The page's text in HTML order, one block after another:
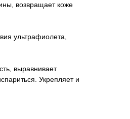
возвращает коже
ультрафиолета,
выравнивает
Укрепляет и